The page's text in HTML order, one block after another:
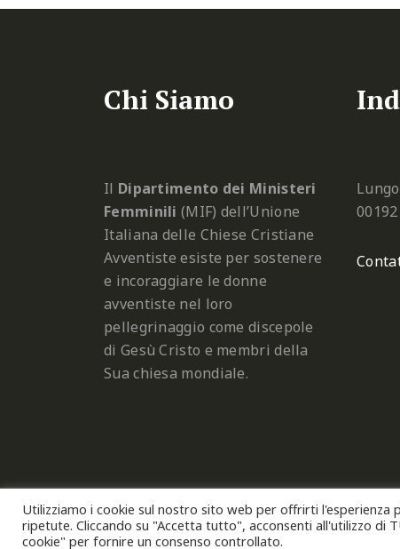
Chi Siamo
Il Dipartimento dei Ministeri
Femminili (MIF) dell’Unione
Italiana delle Chiese Cristiane
Avventiste esiste per sostenere
e incoraggiare le donne
avventiste nel loro
pellegrinaggio come discepole
di Gesù Cristo e membri della
Sua chiesa mondiale.
Copyright © 2026
Utilizziamo i cookie sul nostro sito web per offrirti
ripetute. Cliccando su "Accetta tutto", acconsenti all'utilizzo di
cookie" per fornire un consenso controllato.